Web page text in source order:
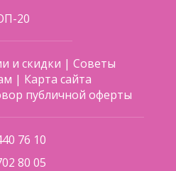
20
и скидки |Советы
| Карта сайта
публичной оферты
76 10
80 05